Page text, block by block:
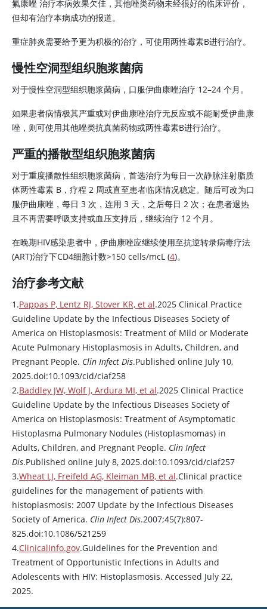
氟康唑 治疗本病效果欠佳，其他唑类药物未经很好的临床评价，
但却有治疗本病成功的报道。
重症肺炎需要给予更为积极的治疗，可使用两性霉素B进行治疗。
慢性空洞型组织胞浆菌病
对于慢性空洞型组织胞浆菌病，口服伊曲康唑治疗 12–24 个月。
如果患者病情极其严重或对伊曲康唑治疗无反应或不能耐受伊曲康
唑 ，则可使用其他唑类抗真菌药物或两性霉素B进行治疗。
严重的播散型组织胞浆菌病
对于重度播散性组织胞浆菌病，首选治疗为每日一次静脉注射脂质
体两性霉素 B，疗程 2 周或直至患者临床情况稳定。随后可改为口
服伊曲康唑，每日 3 次，连用 3 天，之后每日 2 次；在患者退热
且不再需要呼吸支持或血压支持后，继续治疗 12 个月。
在晚期HIV感染患者中， 伊曲康唑应继续使用至抗逆转录病毒疗法
(ART)治疗下CD4细胞计数>150 cells/mcL (4)。
治疗参考文献
1.Pappas P, Lentz RJ, Stover KR, et al.2025 Clinical Practice
Guideline Update by the Infectious Diseases Society of
America on Histoplasmosis: Treatment of Mild or Moderate
Acute Pulmonary Histoplasmosis in Adults, Children, and
Pregnant People. Clin Infect Dis.Published online July 10,
2025.doi:10.1093/cid/ciaf258
2.Baddley JW, Wolf J, Ardura MI, et al.2025 Clinical Practice
Guideline Update by the Infectious Diseases Society of
America on Histoplasmosis: Treatment of Asymptomatic
Histoplasma Pulmonary Nodules (Histoplasmomas) in
Adults, Children, and Pregnant People. Clin Infect
Dis.Published online July 8, 2025.doi:10.1093/cid/ciaf257
3.Wheat LJ, Freifeld AG, Kleiman MB, et al.Clinical practice
guidelines for the management of patients with
histoplasmosis: 2007 Update by the Infectious Diseases
Society of America. Clin Infect Dis.2007;45(7):807-
825.doi:10.1086/521259
4.ClinicalInfo.gov.Guidelines for the Prevention and
Treatment of Opportunistic Infections in Adults and
Adolescents with HIV: Histoplasmosis. Accessed July 22,
2025.